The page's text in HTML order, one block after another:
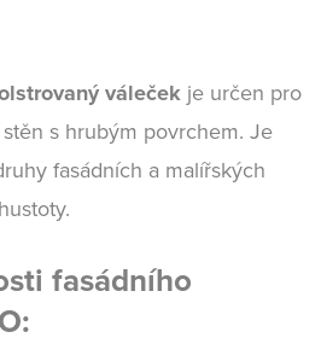
váleček je určen pro
s hrubým povrchem. Je
fasádních a malířských
fasádního